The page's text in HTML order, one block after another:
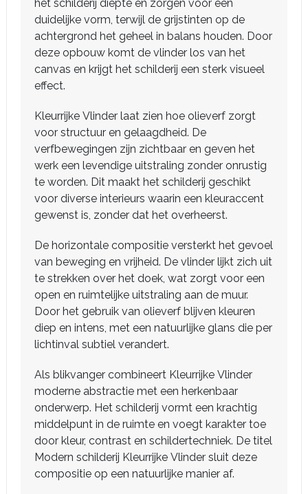
het schilderij diepte en zorgen voor een
duidelijke vorm, terwijl de grijstinten op de
achtergrond het geheel in balans houden. Door
deze opbouw komt de vlinder los van het
canvas en krijgt het schilderij een sterk visueel
effect.
Kleurrijke Vlinder laat zien hoe olieverf zorgt
voor structuur en gelaagdheid. De
verfbewegingen zijn zichtbaar en geven het
werk een levendige uitstraling zonder onrustig
te worden. Dit maakt het schilderij geschikt
voor diverse interieurs waarin een kleuraccent
gewenst is, zonder dat het overheerst.
De horizontale compositie versterkt het gevoel
van beweging en vrijheid. De vlinder lijkt zich uit
te strekken over het doek, wat zorgt voor een
open en ruimtelijke uitstraling aan de muur.
Door het gebruik van olieverf blijven kleuren
diep en intens, met een natuurlijke glans die per
lichtinval subtiel verandert.
Als blikvanger combineert Kleurrijke Vlinder
moderne abstractie met een herkenbaar
onderwerp. Het schilderij vormt een krachtig
middelpunt in de ruimte en voegt karakter toe
door kleur, contrast en schildertechniek. De titel
Modern schilderij Kleurrijke Vlinder sluit deze
compositie op een natuurlijke manier af.